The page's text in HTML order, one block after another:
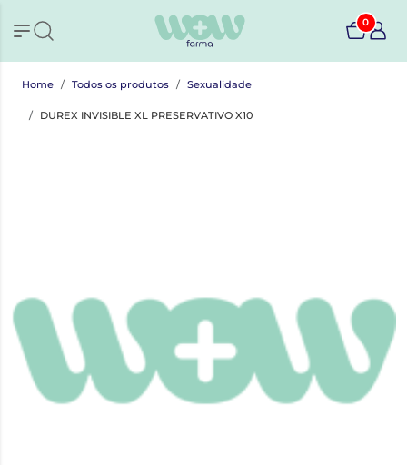
0
Home Todos os produtos Sexualidade
DUREX INVISIBLE XL PRESERVATIVO X10